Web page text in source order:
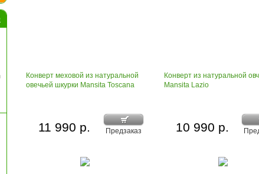
Конверт меховой из натуральной
овечьей шкурки Mansita Toscana
Предзаказ
11 990 р.
Конверт из натуральной
Mansita Lazio
10 990 р.